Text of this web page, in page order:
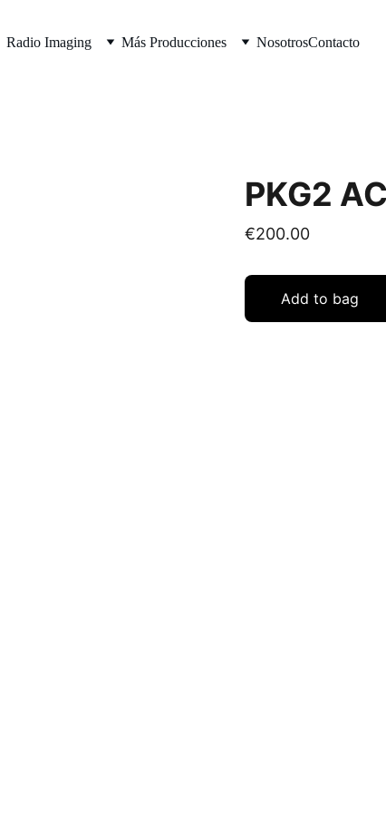
Radio Imaging Más Producciones NosotrosContacto
PKG2
€200.00
Add to bag